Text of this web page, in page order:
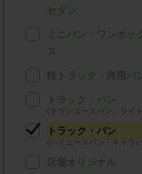
セダン
ミニバン・ワンボッ
ス
軽トラック・商用バ
トラック・バン
(タウンエースバン、ライ
トラック・バン
(ハイエースバン・キャラ
店舗オリジナル